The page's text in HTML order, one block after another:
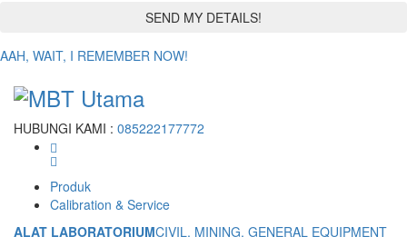
AAH, WAIT, I REMEMBER NOW!
HUBUNGI KAMI : 085222177772
Produk
Calibration & Service
ALAT LABORATORIUMCIVIL, MINING, GENERAL EQUIPMENT